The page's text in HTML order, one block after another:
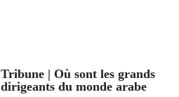
Tribune | Où sont les grands
dirigeants du monde arabe